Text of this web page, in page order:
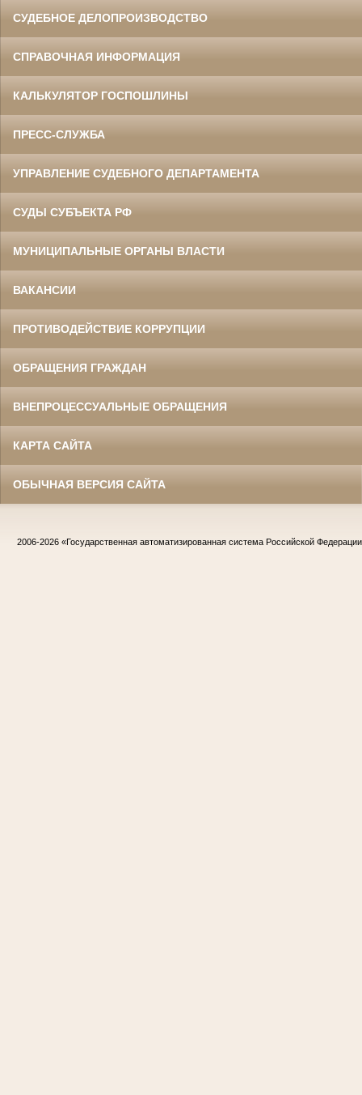
СУДЕБНОЕ ДЕЛОПРОИЗВОДСТВО
СПРАВОЧНАЯ ИНФОРМАЦИЯ
КАЛЬКУЛЯТОР ГОСПОШЛИНЫ
ПРЕСС-СЛУЖБА
УПРАВЛЕНИЕ СУДЕБНОГО ДЕПАРТАМЕНТА
СУДЫ СУБЪЕКТА РФ
МУНИЦИПАЛЬНЫЕ ОРГАНЫ ВЛАСТИ
ВАКАНСИИ
ПРОТИВОДЕЙСТВИЕ КОРРУПЦИИ
ОБРАЩЕНИЯ ГРАЖДАН
ВНЕПРОЦЕССУАЛЬНЫЕ ОБРАЩЕНИЯ
КАРТА САЙТА
ОБЫЧНАЯ ВЕРСИЯ САЙТА
2006-2026 «Государственная автоматизированная система Российской